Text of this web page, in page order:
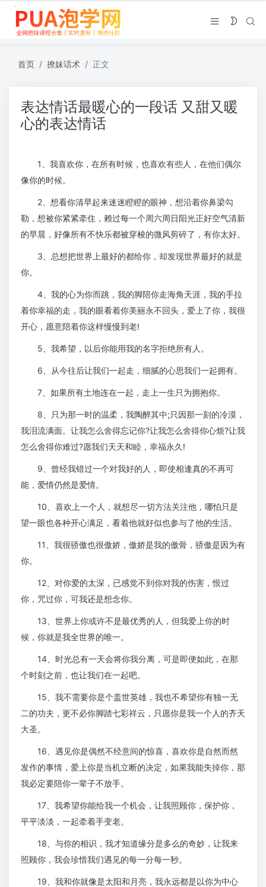
首页 撩妹话术 正文
表达情话最暖心的一段话 又甜又暖
心的表达情话
1、我喜欢你，在所有时候，也喜欢有些人，在他们偶尔
像你的时候。
2、想看你清早起来迷迷瞪瞪的眼神，想沿着你鼻梁勾
勒，想被你紧紧牵住，赖过每一个周六周日阳光正好空气清新
的早晨，好像所有不快乐都被穿梭的微风剪碎了，有你太好。
3、总想把世界上最好的都给你，却发现世界最好的就是
你。
4、我的心为你而跳，我的脚陪你走海角天涯，我的手拉
着你幸福的走，我的眼看着你美丽永不回头，爱上了你，我很
开心，愿意陪着你这样慢慢到老!
5、我希望，以后你能用我的名字拒绝所有人。
6、从今往后让我们一起走，细腻的心思我们一起拥有。
7、如果所有土地连在一起，走上一生只为拥抱你。
8、只为那一时的温柔，我陶醉其中;只因那一刻的冷漠，
我泪流满面。让我怎么舍得忘记你?让我怎么舍得你心烦?让我
怎么舍得你难过?愿我们天天和睦，幸福永久!
9、曾经我错过一个对我好的人，即使相逢真的不再可
能，爱情仍然是爱情。
10、喜欢上一个人，就想尽一切方法关注他，哪怕只是
望一眼也各种开心满足，看着他就好似也参与了他的生活。
11、我很骄傲也很傲娇，傲娇是我的傲骨，骄傲是因为有
你。
12、对你爱的太深，已感觉不到你对我的伤害，恨过
你，咒过你，可我还是想念你。
13、世界上你或许不是最优秀的人，但我爱上你的时
候，你就是我全世界的唯一。
14、时光总有一天会将你我分离，可是即便如此，在那
个时刻之前，也让我们在一起吧。
15、我不需要你是个盖世英雄，我也不希望你有独一无
二的功夫，更不必你脚踏七彩祥云，只愿你是我一个人的齐天
大圣。
16、遇见你是偶然不经意间的惊喜，喜欢你是自然而然
发作的事情，爱上你是当机立断的决定，如果我能失掉你，那
我必定要陪你一辈子不放手。
17、我希望你能给我一个机会，让我照顾你，保护你，
平平淡淡，一起牵着手变老。
18、与你的相识，我才知道缘分是多么的奇妙，让我来
照顾你，我会珍惜我们遇见的每一分每一秒。
19、我和你就像是太阳和月亮，我永远都是以你为中心